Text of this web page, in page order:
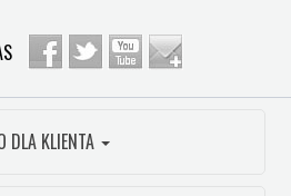
DLA KLIENTA